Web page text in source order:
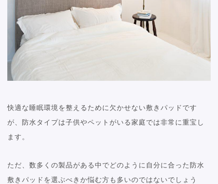
快適な睡眠環境を整えるために欠かせない敷きパッドです
が、防水タイプは子供やペットがいる家庭では非常に重宝し
ます。
ただ、数多くの製品がある中でどのように自分に合った防水
敷きパッドを選ぶべきか悩む方も多いのではないでしょう